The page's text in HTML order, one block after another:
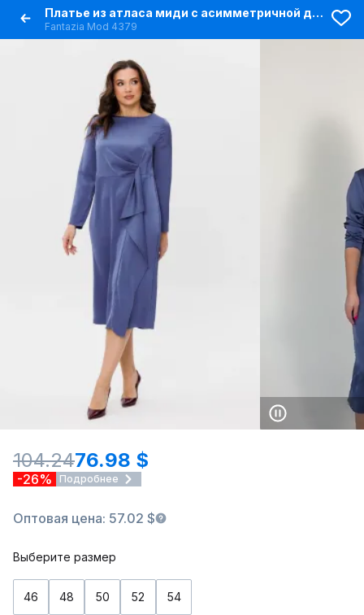
Платье из атласа миди с асимметричной драпировкой
Fantazia Mod 4379
104.2476.98 $
-26% Подробнее
Оптовая цена: 57.02 $
Выберите размер
46 48 50 52 54